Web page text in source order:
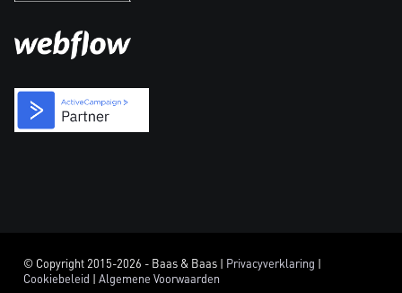
© Copyright 2015-2026 - Baas & Baas | Privacyverklaring |
Cookiebeleid | Algemene Voorwaarden